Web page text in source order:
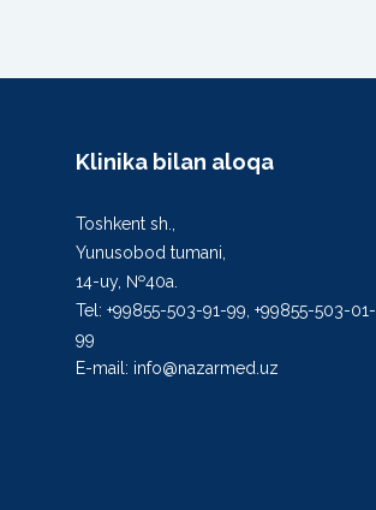
Klinika bilan aloqa
Toshkent sh.,
Yunusobod tumani,
14-uy, №40а.
Tel: +99855-503-91-99, +99855-503-01-
99
E-mail: info@nazarmed.uz